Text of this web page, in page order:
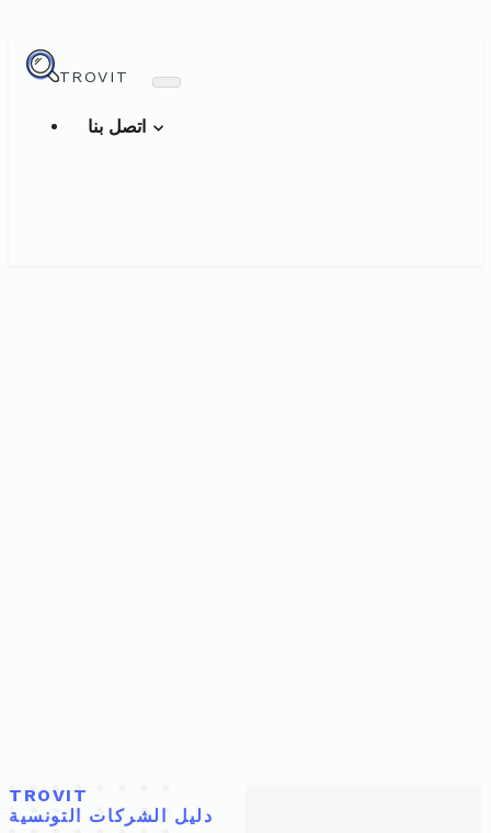
TROVIT
TROVIT
دليل الشركات التونسية